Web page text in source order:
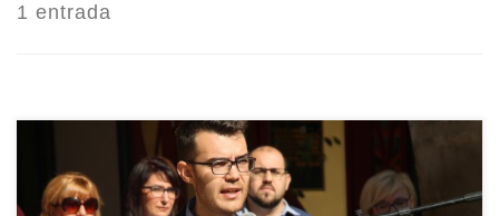
1 entrada
Este sábado tuvo lugar en Madrid la Marcha
Estatal contra las Violencias Machistas. Una